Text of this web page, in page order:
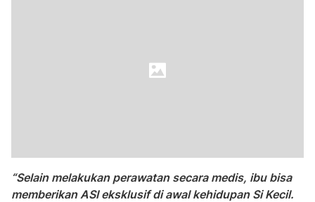
“Selain melakukan perawatan secara medis, ibu bisa
memberikan ASI eksklusif di awal kehidupan Si Kecil.